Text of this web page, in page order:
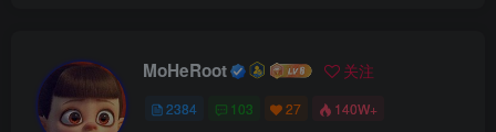
MoHeRoot 关注
2384 103 27 140W+